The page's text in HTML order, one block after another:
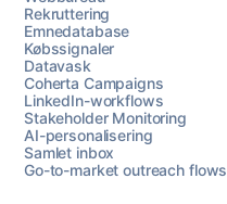
Rekruttering
Emnedatabase
Købssignaler
Datavask
Coherta Campaigns
LinkedIn-workflows
Stakeholder Monitoring
AI-personalisering
Samlet inbox
Go-to-market outreach flows